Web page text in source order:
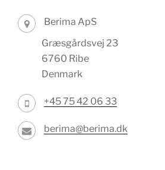
Berima ApS
Græsgårdsvej 23
6760 Ribe
Denmark
+45 75 42 06 33
berima@berima.dk